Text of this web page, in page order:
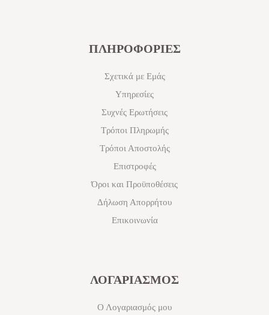
ΠΛΗΡΟΦΟΡΙΕΣ
Σχετικά με Εμάς
Υπηρεσίες
Συχνές Ερωτήσεις
Τρόποι Πληρωμής
Τρόποι Αποστολής
Επιστροφές
Όροι και Προϋποθέσεις
Δήλωση Απορρήτου
Επικοινωνία
ΛΟΓΑΡΙΑΣΜΟΣ
Ο Λογαριασμός μου